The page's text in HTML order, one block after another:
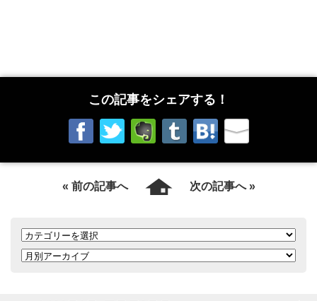
この記事をシェアする！
« 前の記事へ 次の記事へ »